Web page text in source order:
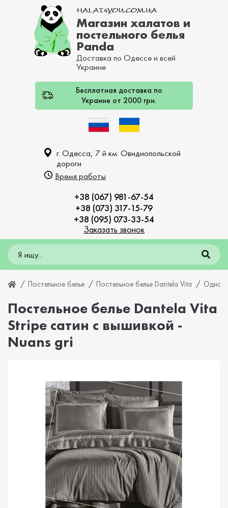
Магазин халатов и
постельного белья
Panda
Доставка по Одессе и всей
Украине
Бесплатная доставка по
Украине от 2000 грн.
г. Одесса, 7 й км. Овидиопольской
дороги
Время работы
+38 (067) 981-67-54
+38 (073) 317-15-79
+38 (095) 073-33-54
Заказать звонок
Постельное белье Постельное белье Dantela Vita
Постельное белье Dantela Vita
Stripe сатин с вышивкой -
Nuans gri